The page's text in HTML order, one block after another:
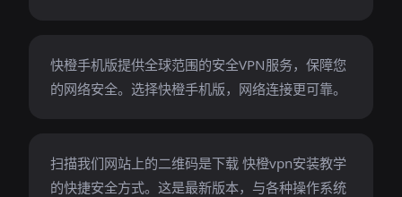
快橙手机版提供全球范围的安全VPN服务，保障您
的网络安全。选择快橙手机版，网络连接更可靠。
扫描我们网站上的二维码是下载 快橙vpn安装教学
的快捷安全方式。这是最新版本，与各种操作系统